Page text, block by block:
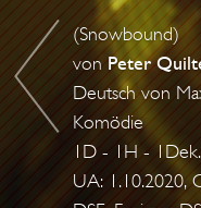
P
I
(Snowbound)
von Peter
Deutsch von
Komödie
1D - 1H - 1Dek.
UA: 1.10.2020,